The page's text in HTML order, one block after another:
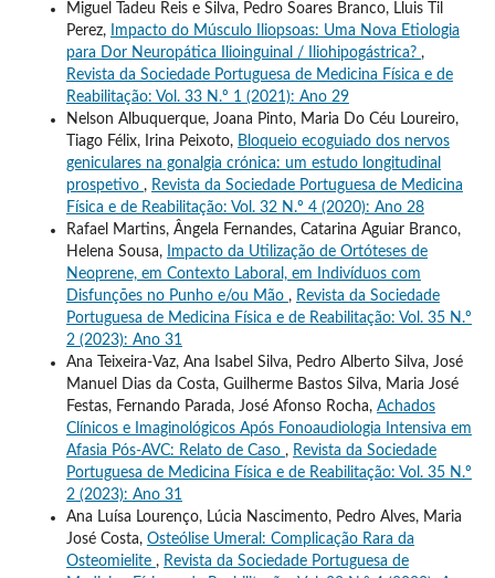
Miguel Tadeu Reis e Silva, Pedro Soares Branco, Lluis Til
Perez,
Impacto do Músculo Iliopsoas: Uma Nova Etiologia
para Dor Neuropática Ilioinguinal / Iliohipogástrica? ,
Revista da Sociedade Portuguesa de Medicina Física e de
Reabilitação: Vol. 33 N.º 1 (2021): Ano 29
Nelson Albuquerque, Joana Pinto, Maria Do Céu Loureiro,
Tiago Félix, Irina Peixoto, Bloqueio ecoguiado dos nervos
geniculares na gonalgia crónica: um estudo longitudinal
prospetivo , Revista da Sociedade Portuguesa de Medicina
Física e de Reabilitação: Vol. 32 N.º 4 (2020): Ano 28
Rafael Martins, Ângela Fernandes, Catarina Aguiar Branco,
Helena Sousa,
Impacto da Utilização de Ortóteses de
Neoprene, em Contexto Laboral, em Indivíduos com
Disfunções no Punho e/ou Mão , Revista da Sociedade
Portuguesa de Medicina Física e de Reabilitação: Vol. 35 N.º
2 (2023): Ano 31
Ana Teixeira-Vaz, Ana Isabel Silva, Pedro Alberto Silva, José
Manuel Dias da Costa, Guilherme Bastos Silva, Maria José
Festas, Fernando Parada, José Afonso Rocha, Achados
Clínicos e Imaginológicos Após Fonoaudiologia Intensiva em
Afasia Pós-AVC: Relato de Caso , Revista da Sociedade
Portuguesa de Medicina Física e de Reabilitação: Vol. 35 N.º
2 (2023): Ano 31
Ana Luísa Lourenço, Lúcia Nascimento, Pedro Alves, Maria
José Costa, Osteólise Umeral: Complicação Rara da
Osteomielite , Revista da Sociedade Portuguesa de